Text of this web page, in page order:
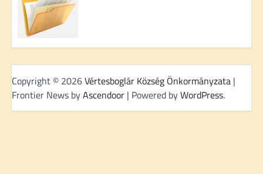
Copyright © 2026Vértesboglár Község Önkormányzata |
Frontier News byAscendoor | Powered byWordPress.